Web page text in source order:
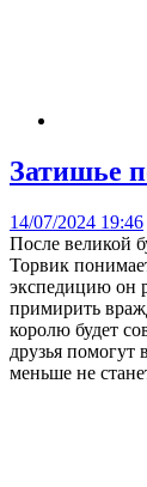
Затишье
14/07/2024 19:46
После великой
Торвик
экспедицию он
примирить
королю будет
друзья
меньше не